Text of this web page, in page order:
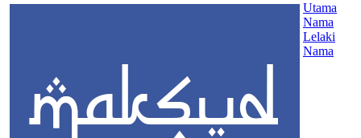
Utama
Nama
Lelaki
Nama